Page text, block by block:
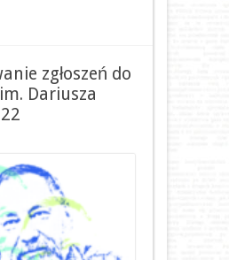
zgłoszeń do
Dariusza